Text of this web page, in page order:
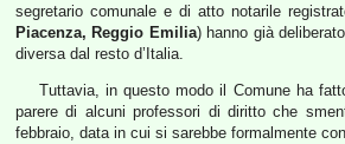
segretario comunale e di atto notarile
Piacenza, Reggio Emilia) hanno già
diversa dal resto d’Italia.
Tuttavia, in questo modo il Comune ha
parere di alcuni professori di diritto che
febbraio, data in cui si sarebbe formalmente